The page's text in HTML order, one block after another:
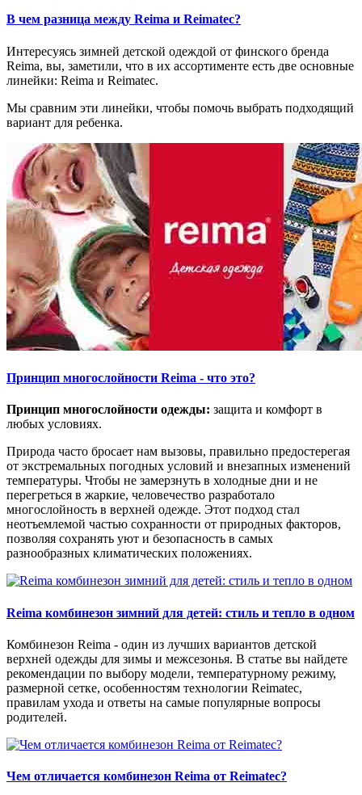
В чем разница между Reima и Reimatec?
Интересуясь зимней детской одеждой от финского бренда
Reima, вы, заметили, что в их ассортименте есть две основные
линейки: Reima и Reimatec.
Мы сравним эти линейки, чтобы помочь выбрать подходящий
вариант для ребенка.
Принцип многослойности Reima - что это?
Принцип многослойности одежды: защита и комфорт в
любых условиях.
Природа часто бросает нам вызовы, правильно предостерегая
от экстремальных погодных условий и внезапных изменений
температуры. Чтобы не замерзнуть в холодные дни и не
перегреться в жаркие, человечество разработало
многослойность в верхней одежде. Этот подход стал
неотъемлемой частью сохранности от природных факторов,
позволяя сохранять уют и безопасность в самых
разнообразных климатических положениях.
Reima комбинезон зимний для детей: стиль и тепло в одном
Комбинезон Reima - один из лучших вариантов детской
верхней одежды для зимы и межсезонья. В статье вы найдете
рекомендации по выбору модели, температурному режиму,
размерной сетке, особенностям технологии Reimatec,
правилам ухода и ответы на самые популярные вопросы
родителей.
Чем отличается комбинезон Reima от Reimatec?